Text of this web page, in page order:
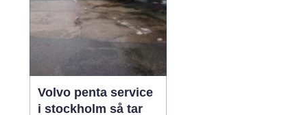
Volvo penta service
i stockholm så tar